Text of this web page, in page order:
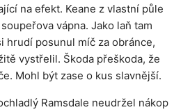
na efekt. Keane z vlastní půle
vápna. Jako laň tam
hrudí posunul míč za obránce,
vystřelil. Škoda přeškoda, že
Mohl být zase o kus slavnější.
Ramsdale neudržel nákop